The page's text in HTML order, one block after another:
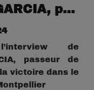
exclusives.
épisode,
et ceux qui
organisateurs
et vivez
Mathieu GARCIA, passeur de l'Arago
de
passeur de
victoire dans le